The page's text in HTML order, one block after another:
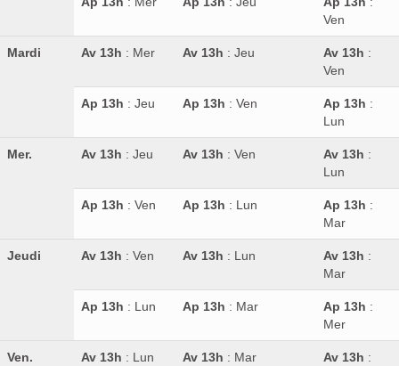
Ven
Mardi Av 13h : Mer Av 13h : Jeu Av 13h :
Ven
Ap 13h : Jeu Ap 13h : Ven Ap 13h :
Lun
Mer. Av 13h : Jeu Av 13h : Ven Av 13h :
Lun
Ap 13h : Ven Ap 13h : Lun Ap 13h :
Mar
Jeudi Av 13h : Ven Av 13h : Lun Av 13h :
Mar
Ap 13h : Lun Ap 13h : Mar Ap 13h :
Mer
Ven. Av 13h : Lun Av 13h : Mar Av 13h :